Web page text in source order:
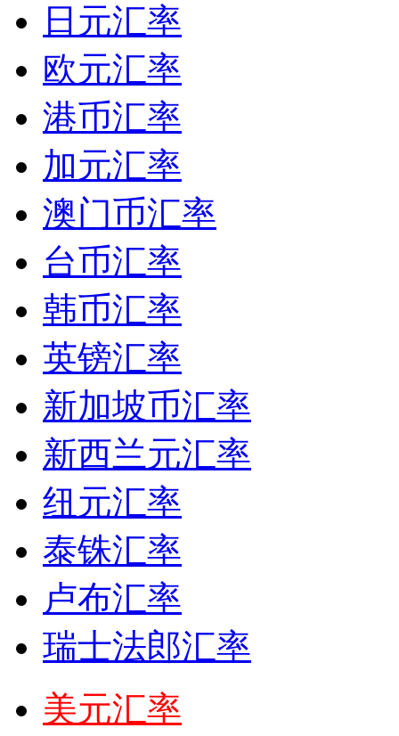
日元汇率
欧元汇率
港币汇率
加元汇率
澳门币汇率
台币汇率
韩币汇率
英镑汇率
新加坡币汇率
新西兰元汇率
纽元汇率
泰铢汇率
卢布汇率
瑞士法郎汇率
美元汇率